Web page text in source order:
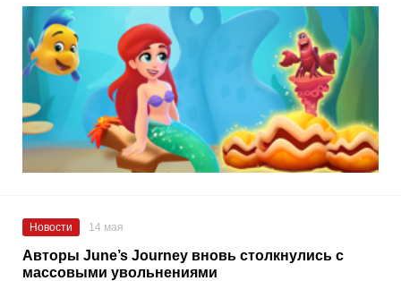
Новости 14 мая
Авторы June’s Journey вновь столкнулись с
массовыми увольнениями